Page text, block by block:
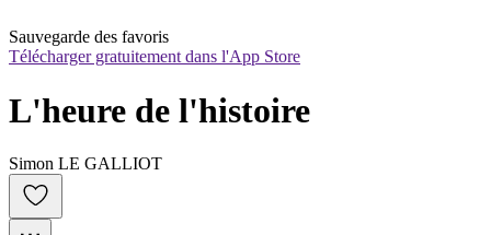
Sauvegarde des favoris
Télécharger gratuitement dans l'App Store
L'heure de l'histoire
Simon LE GALLIOT